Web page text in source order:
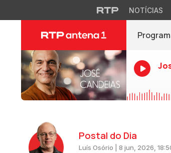
NOTÍCIAS
Postal do Dia
Luís Osório | 8 jun, 2026,